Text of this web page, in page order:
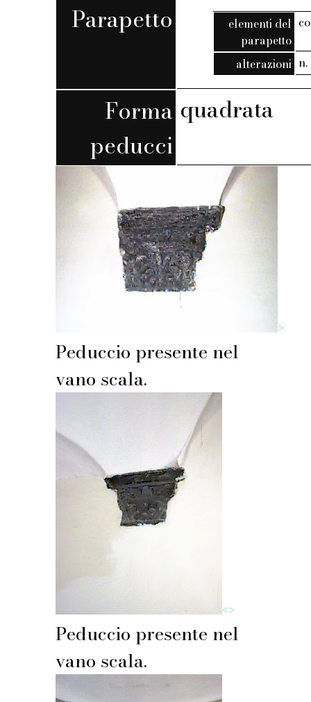
Parapetto
elementi del
parapetto
alterazioni n.
Forma
peducci
quadrata
>
Peduccio presente nel
vano scala.
<>
Peduccio presente nel
vano scala.